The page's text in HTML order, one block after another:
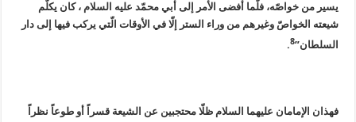
يسير من خواصّه، فلّما أفضى الأمر إلى أبي محمّد عليه السلام ، كان يكلّم
شيعته الخواصّ وغيرهم من وراء الستر إلّا في الأوقات الّتي يركب فيها إلى دار
السلطان”8
.
فهذان الإمامان عليهما السلام ظلّا محتجبين عن الشيعة قسراً أو طوعاً نظراً